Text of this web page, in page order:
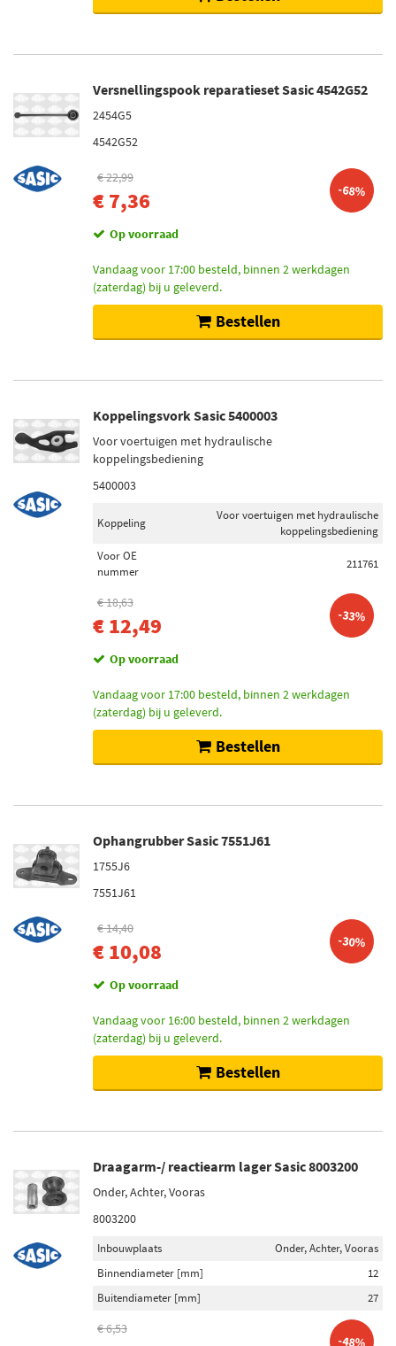
Versnellingspook reparatieset Sasic 4542G52
2454G5
4542G52
€ 22,99
€ 7,36 -68%
Op voorraad
Vandaag voor 17:00 besteld, binnen 2 werkdagen
(zaterdag) bij u geleverd.
Bestellen
Koppelingsvork Sasic 5400003
Voor voertuigen met hydraulische
koppelingsbediening
5400003
Koppeling
Voor voertuigen met hydraulische
koppelingsbediening
Voor OE
nummer
211761
€ 18,63
€ 12,49 -33%
Op voorraad
Vandaag voor 17:00 besteld, binnen 2 werkdagen
(zaterdag) bij u geleverd.
Bestellen
Ophangrubber Sasic 7551J61
1755J6
7551J61
€ 14,40
€ 10,08 -30%
Op voorraad
Vandaag voor 16:00 besteld, binnen 2 werkdagen
(zaterdag) bij u geleverd.
Bestellen
Draagarm-/ reactiearm lager Sasic 8003200
Onder, Achter, Vooras
8003200
Inbouwplaats
Onder, Achter, Vooras
Binnendiameter [mm]
12
Buitendiameter [mm]
27
€ 6,53
-48%